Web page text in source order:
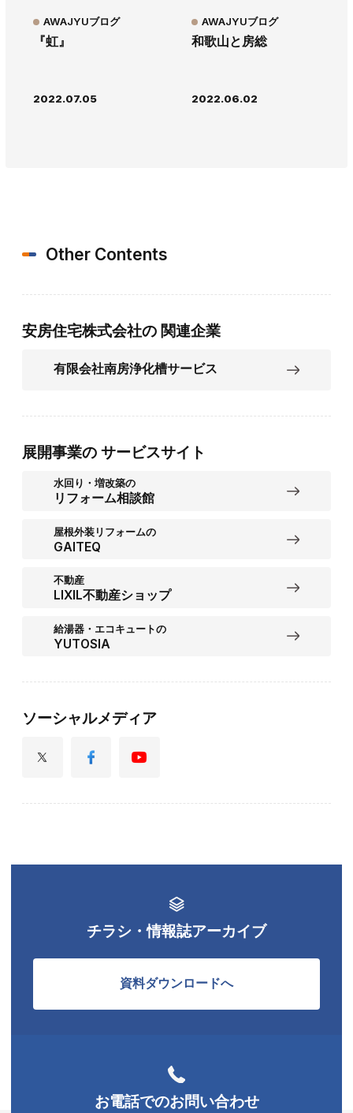
『虹』
AWAJYUブログ
2022.07.05
和歌山と房総
AWAJYUブログ
2022.06.02
Other Contents
安房住宅株式会社の 関連企業
有限会社南房浄化槽サービス
展開事業の サービスサイト
水回り・増改築の
リフォーム相談館
屋根外装リフォームの
GAITEQ
不動産
LIXIL不動産ショップ
給湯器・エコキュートの
YUTOSIA
ソーシャルメディア
チラシ・情報誌アーカイブ
資料ダウンロードへ
お電話でのお問い合わせ